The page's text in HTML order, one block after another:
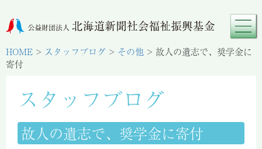
HOME > スタッフブログ > その他 > 故人の遺志で、奨学金に
寄付
スタッフブログ
故人の遺志で、奨学金に寄付